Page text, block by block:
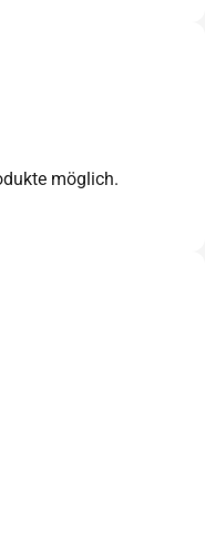
möglich.